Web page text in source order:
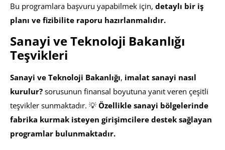
Bu programlara başvuru yapabilmek için, detaylı bir iş
planı ve fizibilite raporu hazırlanmalıdır.
Sanayi ve Teknoloji Bakanlığı
Teşvikleri
Sanayi ve Teknoloji Bakanlığı, imalat sanayi nasıl
kurulur? sorusunun finansal boyutuna yanıt veren çeşitli
teşvikler sunmaktadır. 💡 Özellikle sanayi bölgelerinde
fabrika kurmak isteyen girişimcilere destek sağlayan
programlar bulunmaktadır.